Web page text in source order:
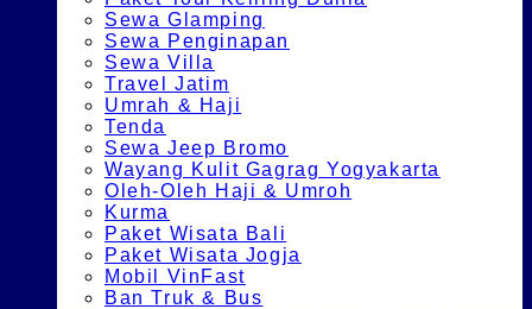
Sewa Glamping
Sewa Penginapan
Sewa Villa
Travel Jatim
Umrah & Haji
Tenda
Sewa Jeep Bromo
Wayang Kulit Gagrag Yogyakarta
Oleh-Oleh Haji & Umroh
Kurma
Paket Wisata Bali
Paket Wisata Jogja
Mobil VinFast
Ban Truk & Bus